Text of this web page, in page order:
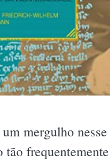
mergulho
tão